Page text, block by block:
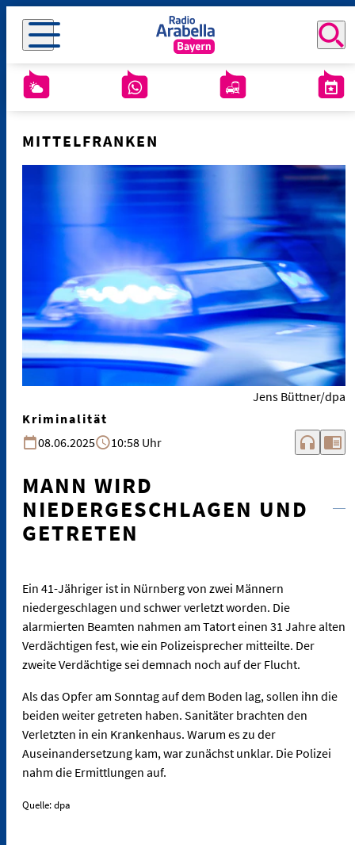
MITTELFRANKEN
Jens Büttner/dpa
Kriminalität
08.06.2025
10:58 Uhr headphones chrome_reader_mode
MANN WIRD
NIEDERGESCHLAGEN UND
GETRETEN
Ein 41-Jähriger ist in Nürnberg von zwei Männern
niedergeschlagen und schwer verletzt worden. Die
alarmierten Beamten nahmen am Tatort einen 31 Jahre alten
Verdächtigen fest, wie ein Polizeisprecher mitteilte. Der
zweite Verdächtige sei demnach noch auf der Flucht.
Als das Opfer am Sonntag auf dem Boden lag, sollen ihn die
beiden weiter getreten haben. Sanitäter brachten den
Verletzten in ein Krankenhaus. Warum es zu der
Auseinandersetzung kam, war zunächst unklar. Die Polizei
nahm die Ermittlungen auf.
Quelle: dpa